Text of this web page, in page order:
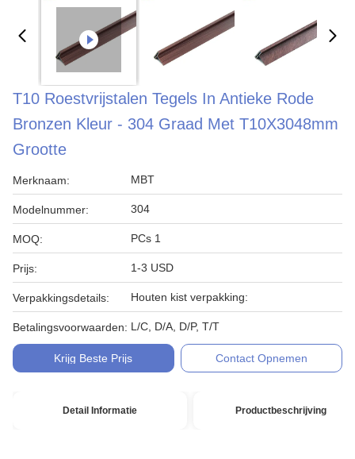
T10 Roestvrijstalen Tegels In Antieke Rode
Bronzen Kleur - 304 Graad Met T10X3048mm
Grootte
Merknaam: MBT
Modelnummer: 304
MOQ: PCs 1
Prijs: 1-3 USD
Verpakkingsdetails: Houten kist verpakking:
Betalingsvoorwaarden: L/C, D/A, D/P, T/T
Krijg Beste Prijs Contact Opnemen
Detail Informatie Productbeschrijving